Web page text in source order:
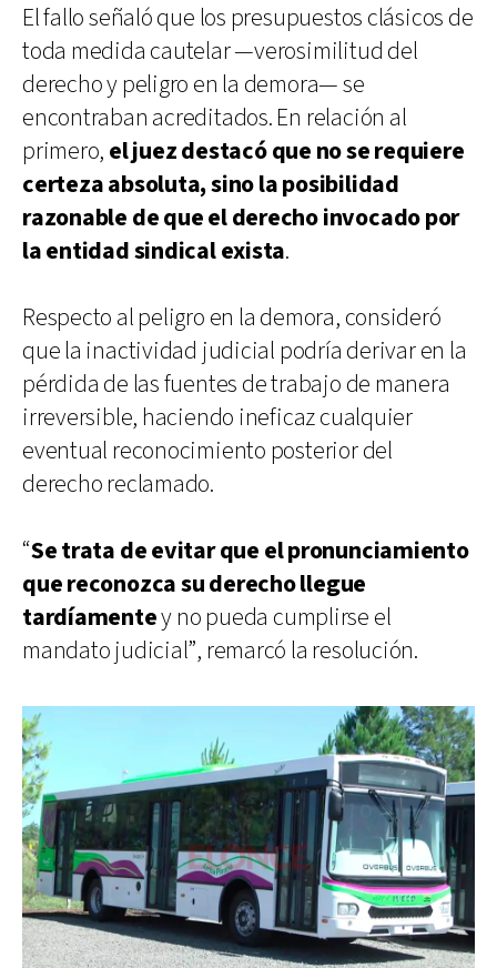
El fallo señaló que los presupuestos clásicos de
toda medida cautelar —verosimilitud del
derecho y peligro en la demora— se
encontraban acreditados. En relación al
primero, el juez destacó que no se requiere
certeza absoluta, sino la posibilidad
razonable de que el derecho invocado por
la entidad sindical exista.
Respecto al peligro en la demora, consideró
que la inactividad judicial podría derivar en la
pérdida de las fuentes de trabajo de manera
irreversible, haciendo ineficaz cualquier
eventual reconocimiento posterior del
derecho reclamado.
“Se trata de evitar que el pronunciamiento
que reconozca su derecho llegue
tardíamentey no pueda cumplirse el
mandato judicial”, remarcó la resolución.